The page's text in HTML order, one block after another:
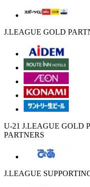
J.LEAGUE GOLD
U-21 J.LEAGUE GOLD
PARTNERS
J.LEAGUE